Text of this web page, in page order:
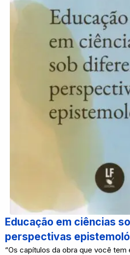
Educação em ciências
perspectivas
“Os capítulos da obra que você tem